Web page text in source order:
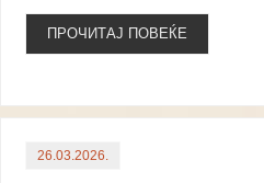
ПРОЧИТАЈ ПОВЕЌЕ
26.03.2026.